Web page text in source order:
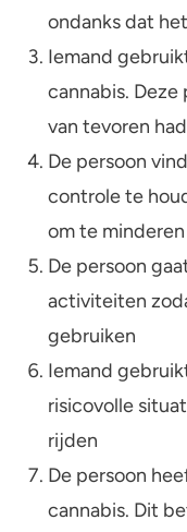
ondanks dat
Iemand
cannabis. Deze
van tevoren
De persoon
controle te
om te minderen
De persoon
activiteiten
gebruiken
Iemand
risicovolle
rijden
De persoon
cannabis. Dit